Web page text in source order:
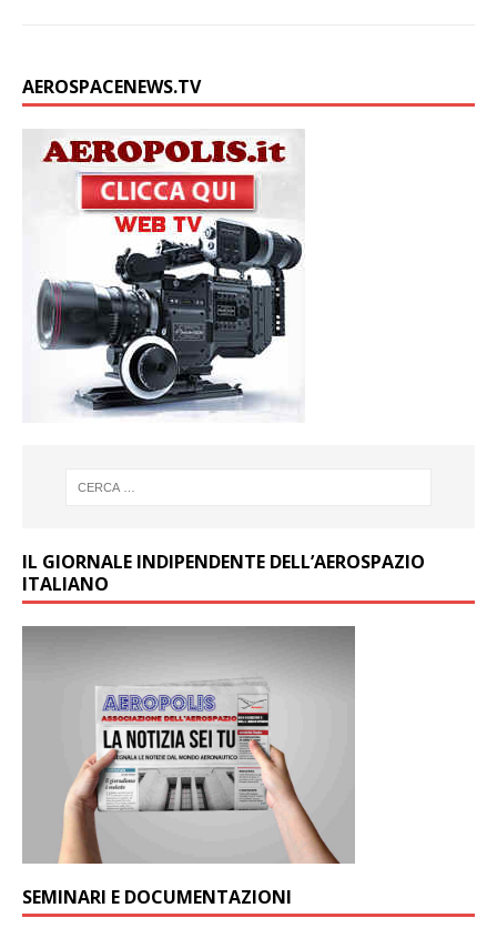
AEROSPACENEWS.TV
IL GIORNALE INDIPENDENTE DELL’AEROSPAZIO
ITALIANO
SEMINARI E DOCUMENTAZIONI